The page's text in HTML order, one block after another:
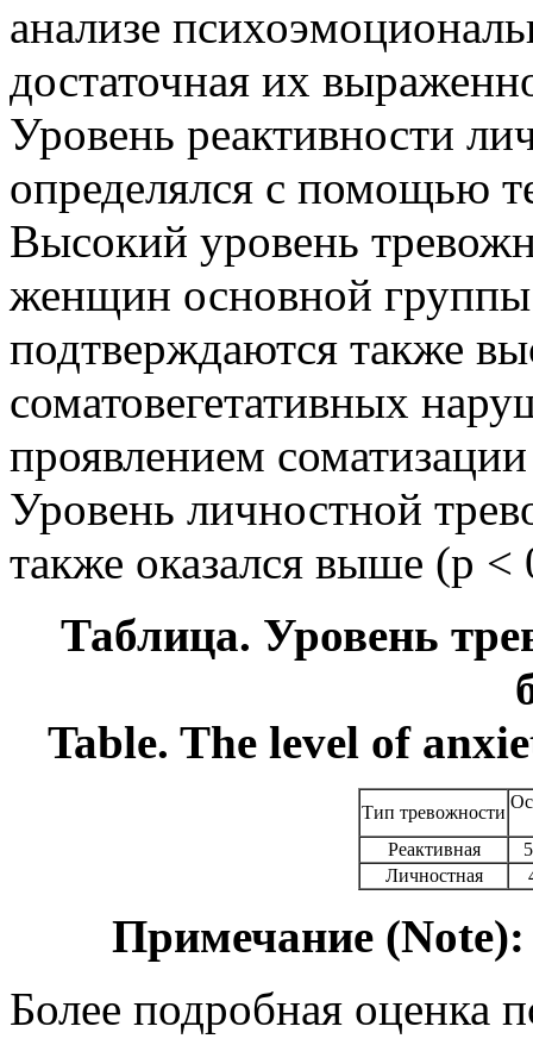
анализе
достаточная их
Уровень реактивности
определялся с помощью
Высокий уровень
женщин основной
подтверждаются также
соматовегетативных
проявлением
Уровень личностной
также оказался выше (р <
Таблица. Уровень
Table. The level of
Тип тревожности
Реактивная
Личностная
Примечание (Note):
Более подробная оценка